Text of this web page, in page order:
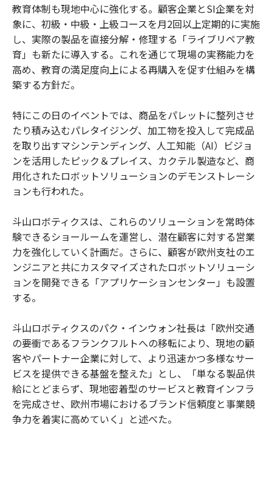
教育体制も現地中心に強化する。顧客企業とSI企業を対
象に、初級・中級・上級コースを月2回以上定期的に実施
し、実際の製品を直接分解・修理する「ライブリペア教
育」も新たに導入する。これを通じて現場の実務能力を
高め、教育の満足度向上による再購入を促す仕組みを構
築する方針だ。
特にこの日のイベントでは、商品をパレットに整列させ
たり積み込むパレタイジング、加工物を投入して完成品
を取り出すマシンテンディング、人工知能（AI）ビジョ
ンを活用したピック＆プレイス、カクテル製造など、商
用化されたロボットソリューションのデモンストレーシ
ョンも行われた。
斗山ロボティクスは、これらのソリューションを常時体
験できるショールームを運営し、潜在顧客に対する営業
力を強化していく計画だ。さらに、顧客が欧州支社のエ
ンジニアと共にカスタマイズされたロボットソリューシ
ョンを開発できる「アプリケーションセンター」も設置
する。
斗山ロボティクスのパク・インウォン社長は「欧州交通
の要衝であるフランクフルトへの移転により、現地の顧
客やパートナー企業に対して、より迅速かつ多様なサー
ビスを提供できる基盤を整えた」とし、「単なる製品供
給にとどまらず、現地密着型のサービスと教育インフラ
を完成させ、欧州市場におけるブランド信頼度と事業競
争力を着実に高めていく」と述べた。